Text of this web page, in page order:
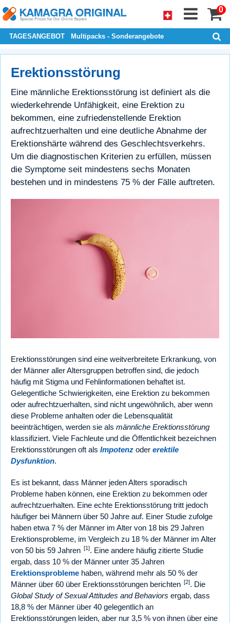
0
TAGESANGEBOT Multipacks - Sonderangebote
Erektionsstörung
Eine männliche Erektionsstörung ist definiert als die
wiederkehrende Unfähigkeit, eine Erektion zu
bekommen, eine zufriedenstellende Erektion
aufrechtzuerhalten und eine deutliche Abnahme der
Erektionshärte während des Geschlechtsverkehrs.
Um die diagnostischen Kriterien zu erfüllen, müssen
die Symptome seit mindestens sechs Monaten
bestehen und in mindestens 75 % der Fälle auftreten.
Erektionsstörungen sind eine weitverbreitete Erkrankung, von
der Männer aller Altersgruppen betroffen sind, die jedoch
häufig mit Stigma und Fehlinformationen behaftet ist.
Gelegentliche Schwierigkeiten, eine Erektion zu bekommen
oder aufrechtzuerhalten, sind nicht ungewöhnlich, aber wenn
diese Probleme anhalten oder die Lebensqualität
beeinträchtigen, werden sie als männliche Erektionsstörung
klassifiziert. Viele Fachleute und die Öffentlichkeit bezeichnen
Erektionsstörungen oft als Impotenz oder erektile
Dysfunktion.
Es ist bekannt, dass Männer jeden Alters sporadisch
Probleme haben können, eine Erektion zu bekommen oder
aufrechtzuerhalten. Eine echte Erektionsstörung tritt jedoch
häufiger bei Männern über 50 Jahre auf. Einer Studie zufolge
haben etwa 7 % der Männer im Alter von 18 bis 29 Jahren
Erektionsprobleme, im Vergleich zu 18 % der Männer im Alter
von 50 bis 59 Jahren [1]. Eine andere häufig zitierte Studie
ergab, dass 10 % der Männer unter 35 Jahren
Erektionsprobleme haben, während mehr als 50 % der
Männer über 60 über Erektionsstörungen berichten [2]. Die
Global Study of Sexual Attitudes and Behaviors ergab, dass
18,8 % der Männer über 40 gelegentlich an
Erektionsstörungen leiden, aber nur 3,5 % von ihnen über eine